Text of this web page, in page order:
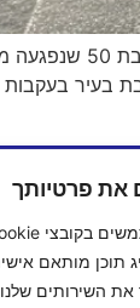
את פרטיותך
תוכן מותאם
השירותים
מדוברות זק"א נמסר: מתנדבי זק״א ממרחב שרון- צוות
צוות נתניה לתחנת הרכבת